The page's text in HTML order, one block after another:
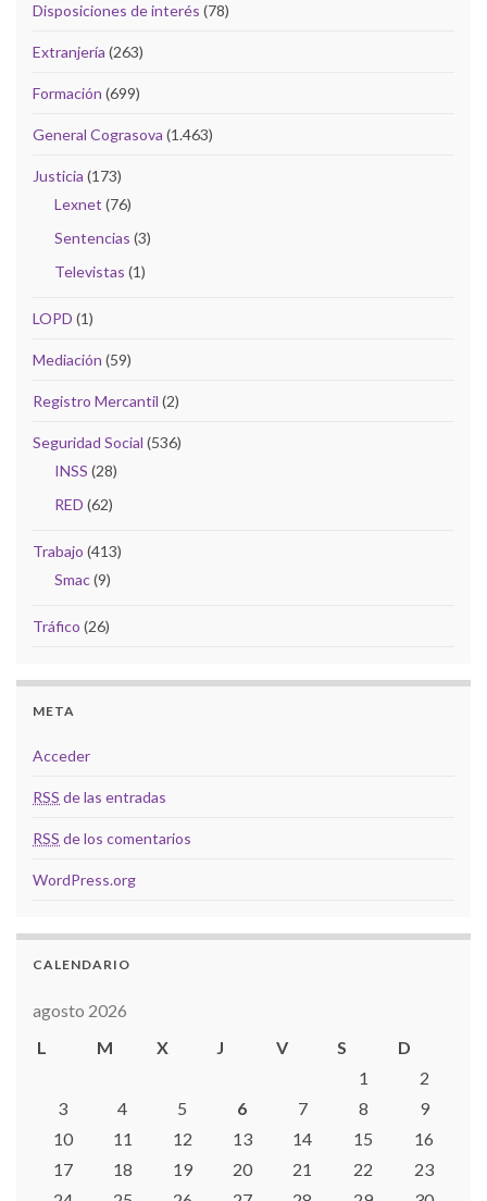
Disposiciones de interés (78)
Extranjería (263)
Formación (699)
General Cograsova (1.463)
Justicia (173)
Lexnet (76)
Sentencias (3)
Televistas (1)
LOPD (1)
Mediación (59)
Registro Mercantil (2)
Seguridad Social (536)
INSS (28)
RED (62)
Trabajo (413)
Smac(9)
Tráfico (26)
META
Acceder
RSS de las entradas
RSS de los comentarios
WordPress.org
CALENDARIO
agosto 2026
L
M X J V S
D
1
2
3
4 5 6 7 8
9
10
11 12 13 14 15
16
17
18 19 20 21 22
23